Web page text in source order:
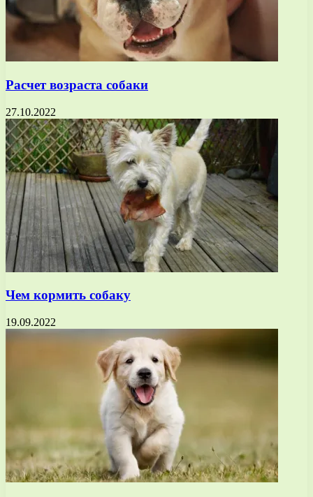
Расчет возраста собаки
27.10.2022
Чем кормить собаку
19.09.2022